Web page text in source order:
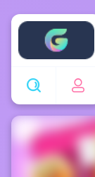
Enjoy4fun